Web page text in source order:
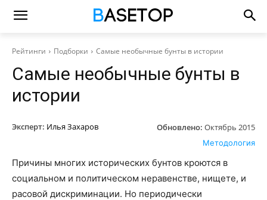
Рейтинги Подборки Cамые необычные бунты в истории
Cамые необычные бунты в
истории
Эксперт: Илья Захаров Обновлено: Октябрь 2015
Методология
Причины многих исторических бунтов кроются в
социальном и политическом неравенстве, нищете, и
расовой дискриминации. Но периодически